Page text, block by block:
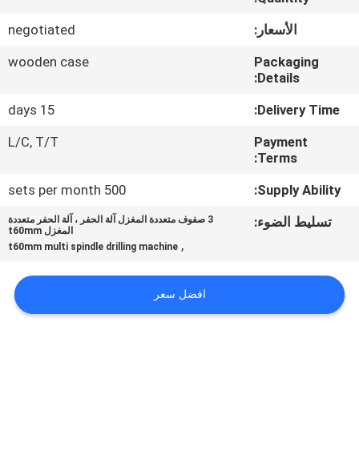
المعمل
مراقبة
الجودة
بنا
أخبار
اطلب
اقتباس
الأسعار:
negotiated
Packaging
Details:
wooden case
Delivery Time:
15 days
Payment
Terms:
L/C, T/T
Supply Ability:
500 sets per month
تسليط الضوء:
3 صفوف متعددة المغزل آلة الحفر ، آلة الحفر متعددة
المغزل t60mm
,
t60mm multi spindle drilling machine
افضل سعر